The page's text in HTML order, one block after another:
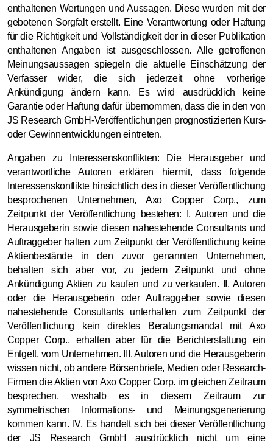
enthaltenen Wertungen und Aussagen. Diese wurden mit der
gebotenen Sorgfalt erstellt. Eine Verantwortung oder Haftung
für die Richtigkeit und Vollständigkeit der in dieser Publikation
enthaltenen Angaben ist ausgeschlossen. Alle getroffenen
Meinungsaussagen spiegeln die aktuelle Einschätzung der
Verfasser wider, die sich jederzeit ohne vorherige
Ankündigung ändern kann. Es wird ausdrücklich keine
Garantie oder Haftung dafür übernommen, dass die in den von
JS Research GmbH-Veröffentlichungen prognostizierten Kurs-
oder Gewinnentwicklungen eintreten.
Angaben zu Interessenskonflikten: Die Herausgeber und
verantwortliche Autoren erklären hiermit, dass folgende
Interessenskonflikte hinsichtlich des in dieser Veröffentlichung
besprochenen Unternehmen, Axo Copper Corp., zum
Zeitpunkt der Veröffentlichung bestehen: I. Autoren und die
Herausgeberin sowie diesen nahestehende Consultants und
Auftraggeber halten zum Zeitpunkt der Veröffentlichung keine
Aktienbestände in den zuvor genannten Unternehmen,
behalten sich aber vor, zu jedem Zeitpunkt und ohne
Ankündigung Aktien zu kaufen und zu verkaufen. II. Autoren
oder die Herausgeberin oder Auftraggeber sowie diesen
nahestehende Consultants unterhalten zum Zeitpunkt der
Veröffentlichung kein direktes Beratungsmandat mit Axo
Copper Corp., erhalten aber für die Berichterstattung ein
Entgelt, vom Unternehmen. III. Autoren und die Herausgeberin
wissen nicht, ob andere Börsenbriefe, Medien oder Research-
Firmen die Aktien von Axo Copper Corp. im gleichen Zeitraum
besprechen, weshalb es in diesem Zeitraum zur
symmetrischen Informations- und Meinungsgenerierung
kommen kann. IV. Es handelt sich bei dieser Veröffentlichung
der JS Research GmbH ausdrücklich nicht um eine